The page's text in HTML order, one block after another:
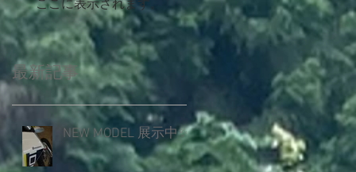
ここに表示されます。
最新記事
NEW MODEL 展示中✨️